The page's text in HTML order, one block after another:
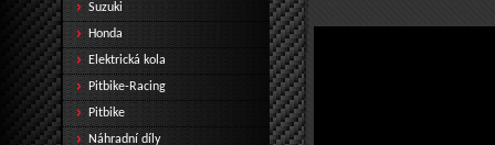
Suzuki
Honda
Elektrická kola
Pitbike-Racing
Pitbike
Náhradní díly